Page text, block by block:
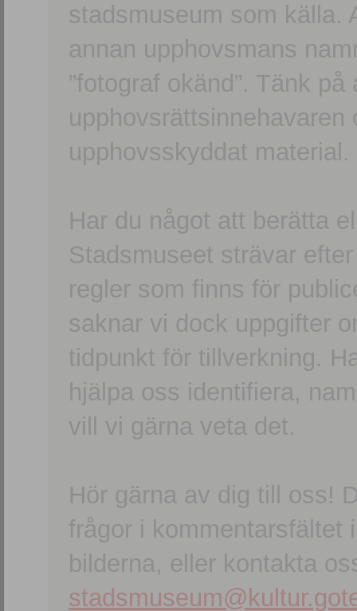
stadsmuseum som källa.
annan upphovsmans
”fotograf okänd”. Tänk
upphovsskyddat material.
Har du något att berätta
Stadsmuseet strävar
regler som finns för
saknar vi dock uppgifter
tidpunkt för tillverkning.
hjälpa oss identifiera,
vill vi gärna veta det.
Hör gärna av dig till oss!
frågor i kommentarsfältet
bilderna, eller kontakta